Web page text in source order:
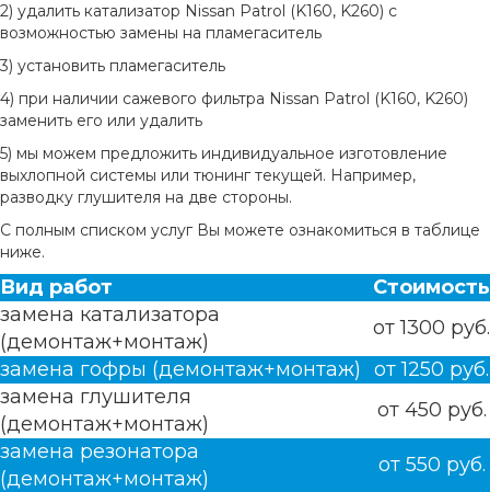
2) удалить катализатор Nissan Patrol (K160, K260) с
возможностью замены на пламегаситель
3) установить пламегаситель
4) при наличии сажевого фильтра Nissan Patrol (K160, K260)
заменить его или удалить
5) мы можем предложить индивидуальное изготовление
выхлопной системы или тюнинг текущей. Например,
разводку глушителя на две стороны.
С полным списком услуг Вы можете ознакомиться в таблице
ниже.
Вид работ
Стоимость
замена катализатора
(демонтаж+монтаж)
от 1300 руб.
замена гофры (демонтаж+монтаж)
от 1250 руб.
замена глушителя
(демонтаж+монтаж)
от 450 руб.
замена резонатора
(демонтаж+монтаж)
от 550 руб.